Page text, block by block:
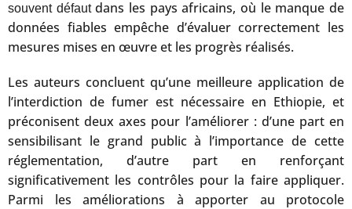
souvent défautdans les pays africains, où le manque de
données fiables empêche d’évaluer correctement les
mesures mises en œuvre et les progrès réalisés.
Les auteurs concluent qu’une meilleure application de
l’interdiction de fumer est nécessaire en Ethiopie, et
préconisent deux axes pour l’améliorer : d’une part en
sensibilisant le grand public à l’importance de cette
réglementation, d’autre part en renforçant
significativement les contrôles pour la faire appliquer.
Parmi les améliorations à apporter au protocole